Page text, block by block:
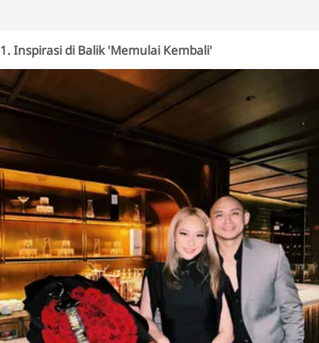
1. Inspirasi di Balik 'Memulai Kembali'